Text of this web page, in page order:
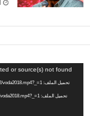
مشغل
الفيديو
or source(s) not found
تحميل الملف: https://7areer.com/wp-content/uploads/2019/02/voda2018.mp4?_=1
تحميل الملف: http://7areer.com/wp-content/uploads/2019/02/voda2018.mp4?_=1